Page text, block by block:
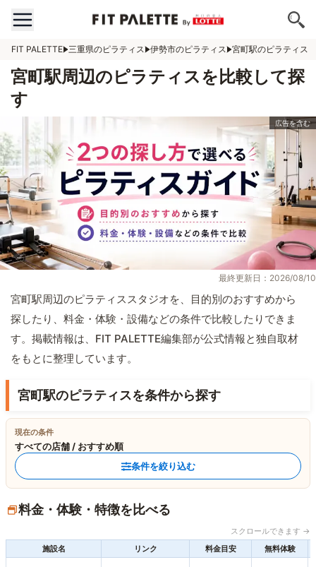
FIT PALETTE 三重県のピラティス 伊勢市のピラティス 宮町駅のピラティス
宮町駅周辺のピラティスを比較して探
す
最終更新日：2026/08/10
宮町駅周辺のピラティススタジオを、目的別のおすすめから
探したり、料金・体験・設備などの条件で比較したりできま
す。掲載情報は、FIT PALETTE編集部が公式情報と独自取材
をもとに整理しています。
宮町駅のピラティスを条件から探す
現在の条件
すべての店舗 / おすすめ順
条件を絞り込む
料金・体験・特徴を比べる
スクロールできます →
施設名
リンク 料金目安 無料体験